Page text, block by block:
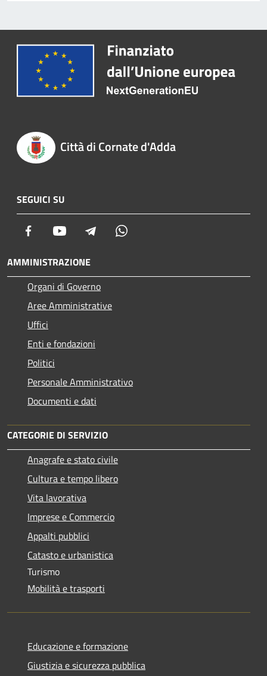
Città di Cornate d'Adda
SEGUICI SU
Facebook Youtube Telegram
AMMINISTRAZIONE
Organi di Governo
Aree Amministrative
Uffici
Enti e fondazioni
Politici
Personale Amministrativo
Documenti e dati
CATEGORIE DI SERVIZIO
Anagrafe e stato civile
Cultura e tempo libero
Vita lavorativa
Imprese e Commercio
Appalti pubblici
Catasto e urbanistica
Turismo
Mobilità e trasporti
Educazione e formazione
Giustizia e sicurezza pubblica